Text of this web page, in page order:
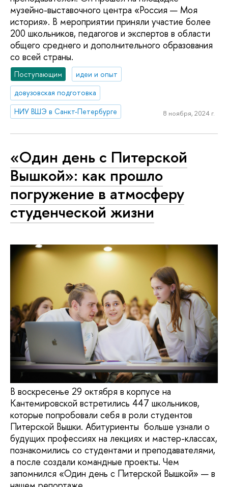
музейно-выставочного центра «Россия — Моя
история». В мероприятии приняли участие более
200 школьников, педагогов и экспертов в области
общего среднего и дополнительного образования
со всей страны.
Поступающим
идеи и опыт
довузовская подготовка
НИУ ВШЭ в Санкт-Петербурге
8 ноября, 2024 г.
«Один день с Питерской
Вышкой»: как прошло
погружение в атмосферу
студенческой жизни
В воскресенье 29 октября в корпусе на
Кантемировской встретились 447 школьников,
которые попробовали себя в роли студентов
Питерской Вышки. Абитуриенты больше узнали о
будущих профессиях на лекциях и мастер-классах,
познакомились со студентами и преподавателями,
а после создали командные проекты. Чем
запомнился «Один день с Питерской Вышкой» — в